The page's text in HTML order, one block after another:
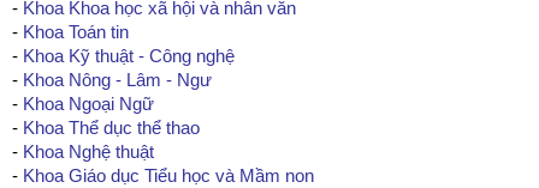
- Khoa Khoa học xã hội và nhân văn
- Khoa Toán tin
- Khoa Kỹ thuật - Công nghệ
- Khoa Nông - Lâm - Ngư
- Khoa Ngoại Ngữ
- Khoa Thể dục thể thao
- Khoa Nghệ thuật
- Khoa Giáo dục Tiểu học và Mầm non